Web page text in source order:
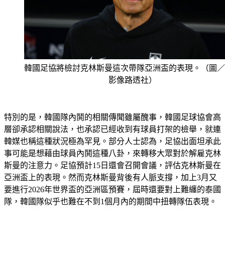
韓國足協將檢討克林斯曼這次帶隊亞洲盃的表現。（圖
影像路透社）
層卻承認相關說法，也承認已經收到有球員打架的檢舉，就連
韓媒也稱這種狀況極為罕見。部分人士認為，足協出面坦承此
事可能是想藉由球員內鬨這種八卦，來轉移大眾對於解雇克林
斯曼的注意力。足協預計15日還會召開會議，評估克林斯曼在
亞洲盃上的表現。然而克林斯曼背後有人脈支撐，加上3月又
要進行2026年世界盃的亞洲區預賽，屆時還要對上難纏的泰國
隊，韓國隊似乎也難在不到1個月內的期間中扭轉隊伍表現。